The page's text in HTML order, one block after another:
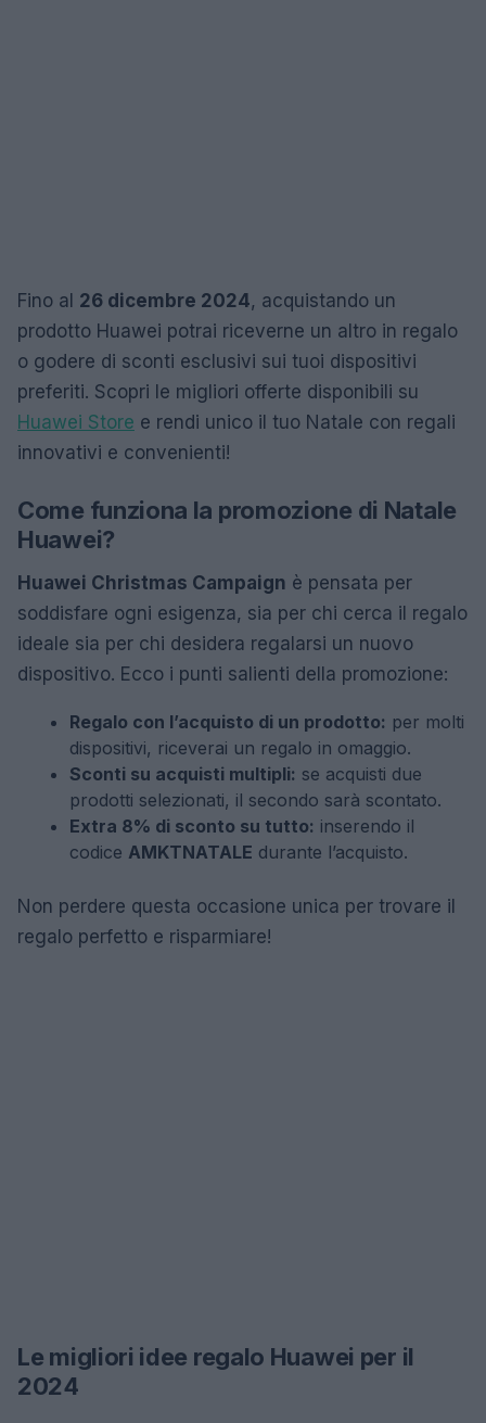
Fino al 26 dicembre 2024, acquistando un
prodotto Huawei potrai riceverne un altro in regalo
o godere di sconti esclusivi sui tuoi dispositivi
preferiti. Scopri le migliori offerte disponibili su
Huawei Store e rendi unico il tuo Natale con regali
innovativi e convenienti!
Come funziona la promozione di Natale
Huawei?
Huawei Christmas Campaign è pensata per
soddisfare ogni esigenza, sia per chi cerca il regalo
ideale sia per chi desidera regalarsi un nuovo
dispositivo. Ecco i punti salienti della promozione:
Regalo con l’acquisto di un prodotto: per molti
dispositivi, riceverai un regalo in omaggio.
Sconti su acquisti multipli: se acquisti due
prodotti selezionati, il secondo sarà scontato.
Extra 8% di sconto su tutto: inserendo il
codice AMKTNATALE durante l’acquisto.
Non perdere questa occasione unica per trovare il
regalo perfetto e risparmiare!
Le migliori idee regalo Huawei per il
2024